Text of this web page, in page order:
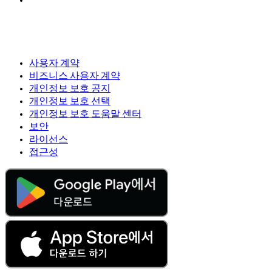
사용자 계약
비즈니스 사용자 계약
개인정보 보호 공지
개인정보 보호 선택
개인정보 보호 도움말 센터
보안
라이선스
접근성